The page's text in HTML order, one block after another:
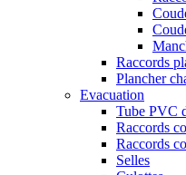
Raccords
Plancher
Evacuation
Tube PVC
Raccords
Raccords
Selles